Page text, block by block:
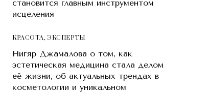
становится главным инструментом
исцеления
КРАСОТA, ЭКСПЕРТЫ
Нигяр Джамалова о том, как
эстетическая медицина стала делом
её жизни, об актуальных трендах в
косметологии и уникальном